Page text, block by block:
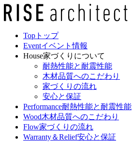
Top トップ
Eventイベント情報
House家づくりについて
耐熱性能と耐震性能
木材品質へのこだわり
家づくりの流れ
安心と保証
Performance耐熱性能と耐震性能
Wood木材品質へのこだわり
Flow家づくりの流れ
Warranty＆Relief安心と保証